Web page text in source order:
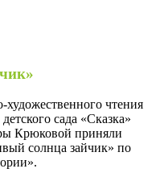
чтения
сада «Сказка»
Крюковой приняли
солнца зайчик» по